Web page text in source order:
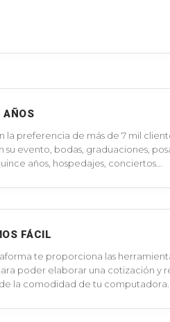
AÑOS
la preferencia de más de 7 mil
su evento, bodas, graduaciones,
años, hospedajes, conciertos...
FÁCIL
te proporciona las
poder elaborar una cotización y
la comodidad de tu computadora.